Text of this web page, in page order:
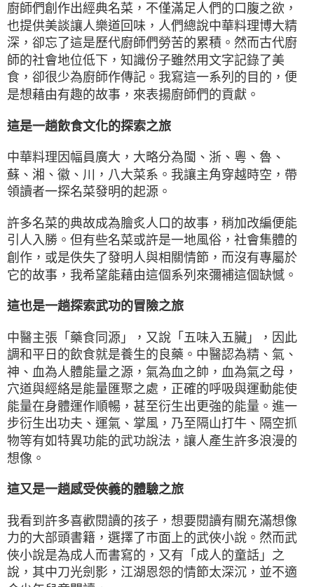
廚師們創作出經典名菜，不僅滿足人們的口腹之欲，
也提供美談讓人樂道回味，人們總說中華料理博大精
深，卻忘了這是歷代廚師們勞苦的累積。然而古代廚
師的社會地位低下，知識份子雖然用文字記錄了美
食，卻很少為廚師作傳記。我寫這一系列的目的，便
是想藉由有趣的故事，來表揚廚師們的貢獻。
這是一趟飲食文化的探索之旅
中華料理因幅員廣大，大略分為閩、浙、粵、魯、
蘇、湘、徽、川，八大菜系。我讓主角穿越時空，帶
領讀者一探名菜發明的起源。
許多名菜的典故成為膾炙人口的故事，稍加改編便能
引人入勝。但有些名菜或許是一地風俗，社會集體的
創作，或是佚失了發明人與相關情節，而沒有專屬於
它的故事，我希望能藉由這個系列來彌補這個缺憾。
這也是一趟探索武功的冒險之旅
中醫主張「藥食同源」，又說「五味入五臟」，因此
調和平日的飲食就是養生的良藥。中醫認為精、氣、
神、血為人體能量之源，氣為血之帥，血為氣之母，
穴道與經絡是能量匯聚之處，正確的呼吸與運動能使
能量在身體運作順暢，甚至衍生出更強的能量。進一
步衍生出功夫、運氣、掌風，乃至隔山打牛、隔空抓
物等有如特異功能的武功說法，讓人產生許多浪漫的
想像。
這又是一趟感受俠義的體驗之旅
我看到許多喜歡閱讀的孩子，想要閱讀有關充滿想像
力的大部頭書籍，選擇了市面上的武俠小說。然而武
俠小說是為成人而書寫的，又有「成人的童話」之
說，其中刀光劍影，江湖恩怨的情節太深沉，並不適